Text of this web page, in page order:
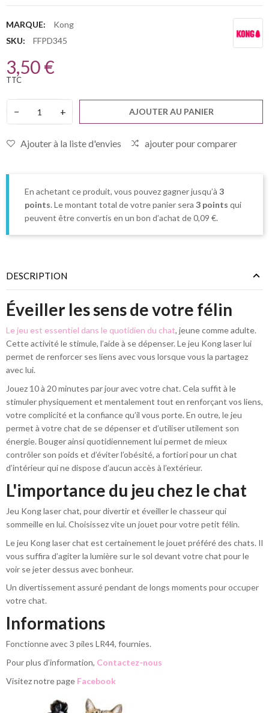
MARQUE:
Kong
SKU:
FFPD345
3,50 €
TTC
− + AJOUTER AU PANIER
Ajouter à la liste d'envies ajouter pour comparer
En achetant ce produit, vous pouvez gagner jusqu’à3
points. Le montant total de votre panier sera3 points qui
peuvent être convertis en un bon d’achat de0,09 €.
DESCRIPTION
Éveiller les sens de votre félin
Le jeu est essentiel dans le quotidien du chat, jeune comme adulte.
Cette activité le stimule, l’aide à se dépenser. Le jeu Kong laser lui
permet de renforcer ses liens avec vous lorsque vous la partagez
avec lui.
Jouez 10 à 20 minutes par jour avec votre chat. Cela suffit à le
stimuler physiquement et mentalement tout en renforçant vos liens,
votre complicité et la confiance qu’il vous porte. En outre, le jeu
permet à votre chat de se dépenser et d’utiliser utilement son
énergie. Bouger ainsi quotidiennement lui permet de mieux
contrôler son poids et d’éviter l’obésité, a fortiori pour un chat
d’intérieur qui ne dispose d’aucun accès à l’extérieur.
L'importance du jeu chez le chat
Jeu Kong laser chat, pour divertir et éveiller le chasseur qui
sommeille en lui. Choisissez vite un jouet pour votre petit félin.
Le jeu Kong laser chat est certainement le jouet préféré des chats. Il
vous suffira d’agiter la lumière sur le sol devant votre chat pour le
voir se jeter dessus avec bonheur.
Un divertissement assuré pendant de longs moments pour occuper
votre chat.
Informations
Fonctionne avec 3 piles LR44, fournies.
Pour plus d’information, Contactez-nous
Visitez notre page Facebook